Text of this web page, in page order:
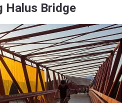
Halus Bridge